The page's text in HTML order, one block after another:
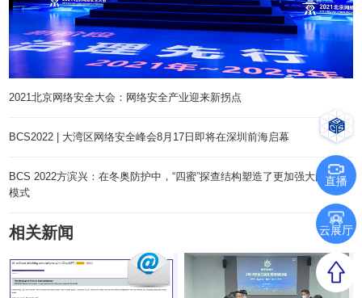
2021北京网络安全大会：网络安全产业迎来新拐点
BCS2022 | 大湾区网络安全峰会8月17日即将在深圳前海启幕
BCS 2022方滨兴：在冬奥防护中，“四蜜”探查结构塑造了更加强大的防护
模式
相关新闻
直播
云展厅